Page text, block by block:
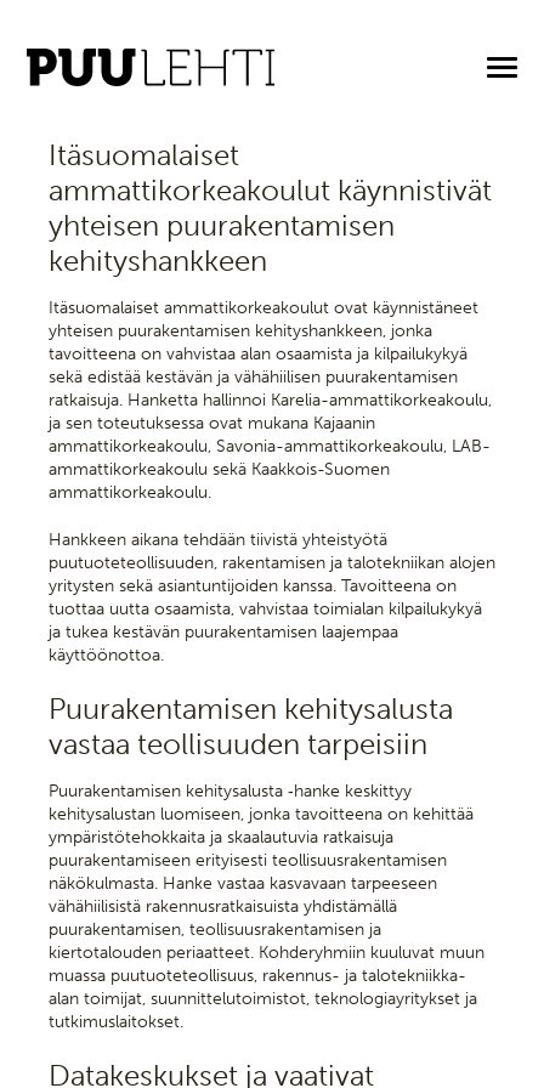
28.1.2026
Itäsuomalaiset
ammattikorkeakoulut käynnistivät
yhteisen puurakentamisen
kehityshankkeen
Itäsuomalaiset ammattikorkeakoulut ovat käynnistäneet
yhteisen puurakentamisen kehityshankkeen, jonka
tavoitteena on vahvistaa alan osaamista ja kilpailukykyä
sekä edistää kestävän ja vähähiilisen puurakentamisen
ratkaisuja. Hanketta hallinnoi Karelia-ammattikorkeakoulu,
ja sen toteutuksessa ovat mukana Kajaanin
ammattikorkeakoulu, Savonia-ammattikorkeakoulu, LAB-
ammattikorkeakoulu sekä Kaakkois-Suomen
ammattikorkeakoulu.
Hankkeen aikana tehdään tiivistä yhteistyötä
puutuoteteollisuuden, rakentamisen ja talotekniikan alojen
yritysten sekä asiantuntijoiden kanssa. Tavoitteena on
tuottaa uutta osaamista, vahvistaa toimialan kilpailukykyä
ja tukea kestävän puurakentamisen laajempaa
käyttöönottoa.
Puurakentamisen kehitysalusta
vastaa teollisuuden tarpeisiin
Puurakentamisen kehitysalusta ‑hanke keskittyy
kehitysalustan luomiseen, jonka tavoitteena on kehittää
ympäristötehokkaita ja skaalautuvia ratkaisuja
puurakentamiseen erityisesti teollisuusrakentamisen
näkökulmasta. Hanke vastaa kasvavaan tarpeeseen
vähähiilisistä rakennusratkaisuista yhdistämällä
puurakentamisen, teollisuusrakentamisen ja
kiertotalouden periaatteet. Kohderyhmiin kuuluvat muun
muassa puutuoteteollisuus, rakennus- ja talotekniikka-
alan toimijat, suunnittelutoimistot, teknologiayritykset ja
tutkimuslaitokset.
Datakeskukset ja vaativat